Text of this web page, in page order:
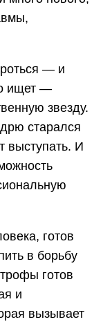
— и
ищет —
звезду.
старался
выступать. И
готов
в борьбу
готов
и
вызывает